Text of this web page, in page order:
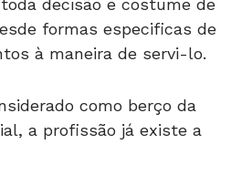
decisão e costume de
formas especificas de
à maneira de servi-lo.
como berço da
a profissão já existe a